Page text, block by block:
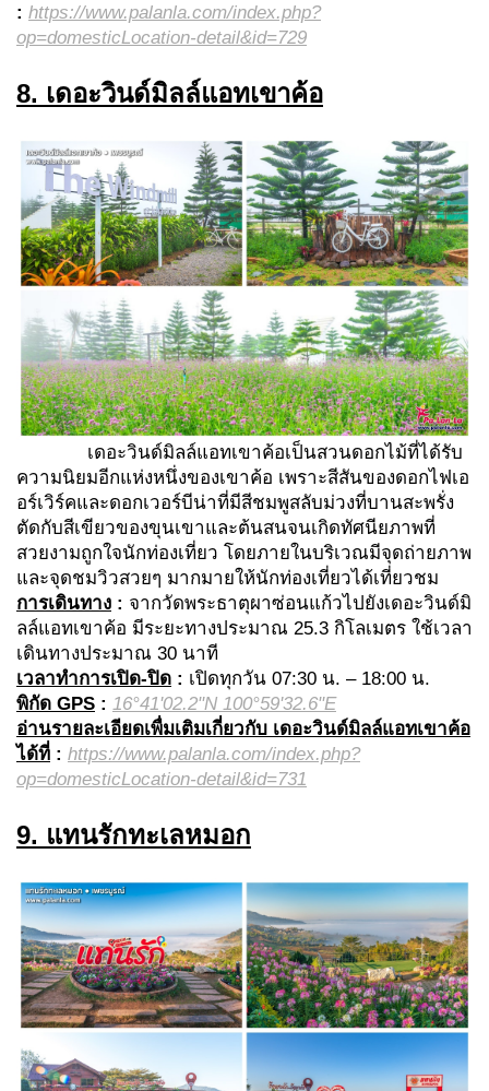
: https://www.palanla.com/index.php?
op=domesticLocation-detail&id=729
8. เดอะวินด์มิลล์แอทเขาค้อ
เดอะวินด์มิลล์แอทเขาค้อเป็นสวนดอกไม้ที่ได้รับ
ความนิยมอีกแห่งหนึ่งของเขาค้อ เพราะสีสันของดอกไฟเอ
อร์เวิร์คและดอกเวอร์บีน่าที่มีสีชมพูสลับม่วงที่บานสะพรั่ง
ตัดกับสีเขียวของขุนเขาและต้นสนจนเกิดทัศนียภาพที่
สวยงามถูกใจนักท่องเที่ยว โดยภายในบริเวณมีจุดถ่ายภาพ
และจุดชมวิวสวยๆ มากมายให้นักท่องเที่ยวได้เที่ยวชม
การเดินทาง : จากวัดพระธาตุผาซ่อนแก้วไปยังเดอะวินด์มิ
ลล์แอทเขาค้อ มีระยะทางประมาณ 25.3 กิโลเมตร ใช้เวลา
เดินทางประมาณ 30 นาที
เวลาทำการเปิด-ปิด : เปิดทุกวัน 07:30 น. – 18:00 น.
พิกัด GPS : 16°41'02.2"N 100°59'32.6"E
อ่านรายละเอียดเพื่มเติมเกี่ยวกับ เดอะวินด์มิลล์แอทเขาค้อ
ได้ที่ : https://www.palanla.com/index.php?
op=domesticLocation-detail&id=731
9. แทนรักทะเลหมอก